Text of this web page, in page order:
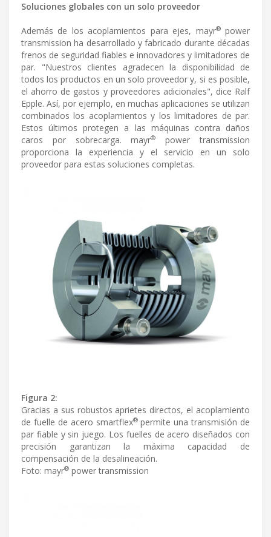
Soluciones globales con un solo proveedor
Además de los acoplamientos para ejes, mayr®power
transmission ha desarrollado y fabricado durante décadas
frenos de seguridad fiables e innovadores y limitadores de
par. "Nuestros clientes agradecen la disponibilidad de
todos los productos en un solo proveedor y, si es posible,
el ahorro de gastos y proveedores adicionales", dice Ralf
Epple. Así, por ejemplo, en muchas aplicaciones se utilizan
combinados los acoplamientos y los limitadores de par.
Estos últimos protegen a las máquinas contra daños
caros por sobrecarga. mayr®
power transmission
proporciona la experiencia y el servicio en un solo
proveedor para estas soluciones completas.
Figura 2:
Gracias a sus robustos aprietes directos, el acoplamiento
de fuelle de acero smartflex®permite una transmisión de
par fiable y sin juego. Los fuelles de acero diseñados con
precisión garantizan la máxima capacidad de
compensación de la desalineación.
Foto: mayr® power transmission